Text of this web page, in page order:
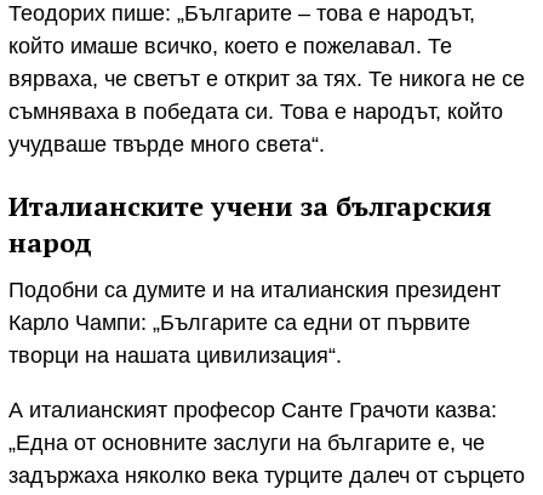
Теодорих пише: „Българите – това е народът,
който имаше всичко, което е пожелавал. Те
вярваха, че светът е открит за тях. Те никога не се
съмняваха в победата си. Това е народът, който
учудваше твърде много света“.
Италианските учени за българския
народ
Подобни са думите и на италианския президент
Карло Чампи: „Българите са едни от първите
творци на нашата цивилизация“.
А италианският професор Санте Грачоти казва:
„Една от основните заслуги на българите е, че
задържаха няколко века турците далеч от сърцето